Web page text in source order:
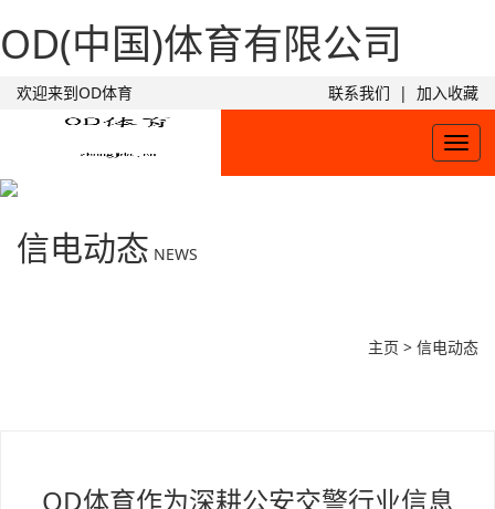
OD(中国)体育有限公司
欢迎来到OD体育 联系我们 | 加入收藏
信电动态 NEWS
主页 > 信电动态
OD体育作为深耕公安交警行业信息